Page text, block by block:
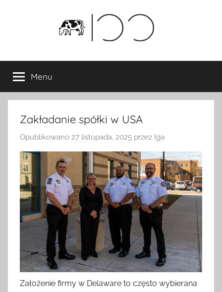
Menu
Zakładanie spółki w USA
Opublikowano 27 listopada, 2025 przez Iga
Założenie firmy w Delaware to często wybierana